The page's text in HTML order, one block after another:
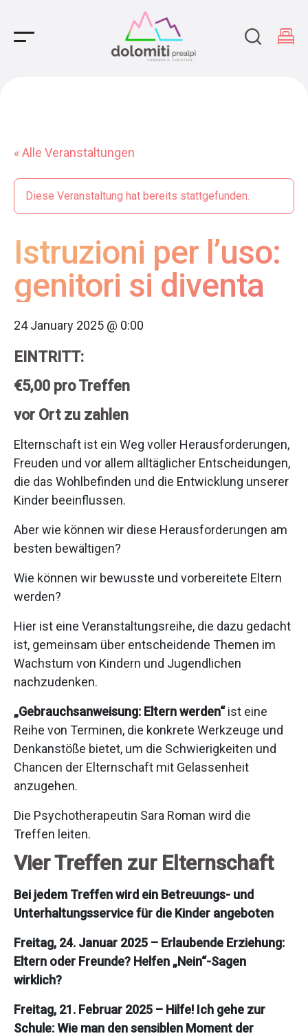
Main Navigation
« Alle Veranstaltungen
Diese Veranstaltung hat bereits stattgefunden.
Istruzioni per l’uso:
genitori si diventa
24 January 2025 @ 0:00
EINTRITT:
€5,00 pro Treffen
vor Ort zu zahlen
Elternschaft ist ein Weg voller Herausforderungen,
Freuden und vor allem alltäglicher Entscheidungen,
die das Wohlbefinden und die Entwicklung unserer
Kinder beeinflussen.
Aber wie können wir diese Herausforderungen am
besten bewältigen?
Wie können wir bewusste und vorbereitete Eltern
werden?
Hier ist eine Veranstaltungsreihe, die dazu gedacht
ist, gemeinsam über entscheidende Themen im
Wachstum von Kindern und Jugendlichen
nachzudenken.
„Gebrauchsanweisung: Eltern werden“ist eine
Reihe von Terminen, die konkrete Werkzeuge und
Denkanstöße bietet, um die Schwierigkeiten und
Chancen der Elternschaft mit Gelassenheit
anzugehen.
Die Psychotherapeutin Sara Roman wird die
Treffen leiten.
Vier Treffen zur Elternschaft
Bei jedem Treffen wird ein Betreuungs- und
Unterhaltungsservice für die Kinder angeboten
Freitag, 24. Januar 2025 – Erlaubende Erziehung:
Eltern oder Freunde? Helfen „Nein“-Sagen
wirklich?
Freitag, 21. Februar 2025 – Hilfe! Ich gehe zur
Schule: Wie man den sensiblen Moment der